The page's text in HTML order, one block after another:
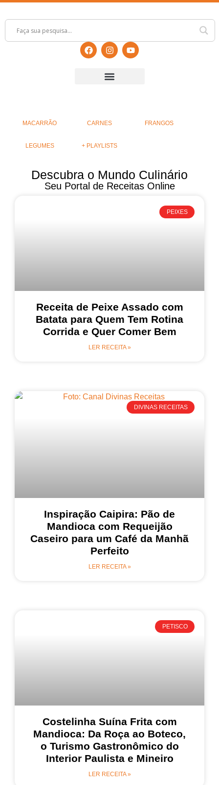
MACARRÃO CARNES FRANGOS
LEGUMES + PLAYLISTS
Descubra o Mundo Culinário
Seu Portal de Receitas Online
PEIXES
Receita de Peixe Assado com
Batata para Quem Tem Rotina
Corrida e Quer Comer Bem
LER RECEITA »
DIVINAS RECEITAS
Inspiração Caipira: Pão de
Mandioca com Requeijão
Caseiro para um Café da Manhã
Perfeito
LER RECEITA »
PETISCO
Costelinha Suína Frita com
Mandioca: Da Roça ao Boteco,
o Turismo Gastronômico do
Interior Paulista e Mineiro
LER RECEITA »